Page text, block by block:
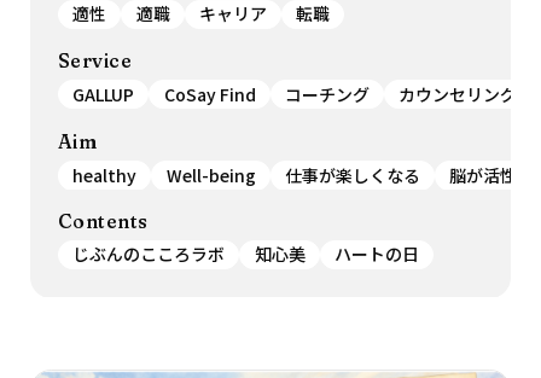
適性
適職 キャリア
転職
Service
GALLUP
CoSay Find コーチング
カウンセリング
Aim
healthy
Well-being 仕事が楽しくなる
脳が活性化
Contents
じぶんのこころラボ
知心美 ハートの日